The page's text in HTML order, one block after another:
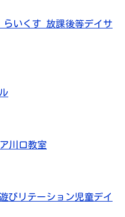
らいくす 放課後等デイサ
川口教室
びリテーション児童デイ